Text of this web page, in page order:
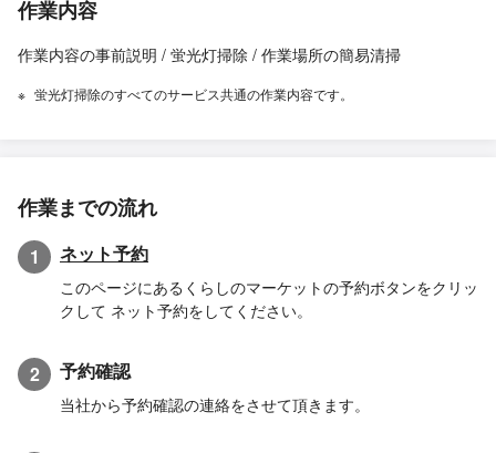
作業内容
作業内容の事前説明 / 蛍光灯掃除 / 作業場所の簡易清掃
蛍光灯掃除のすべてのサービス共通の作業内容です。
作業までの流れ
1 ネット予約
このページにあるくらしのマーケットの予約ボタンをクリッ
クして ネット予約をしてください。
2 予約確認
当社から予約確認の連絡をさせて頂きます。